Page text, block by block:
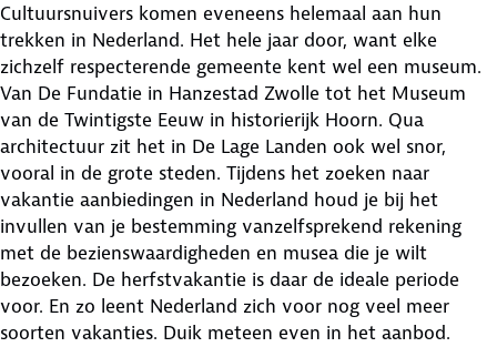
Cultuursnuivers komen eveneens helemaal aan hun
trekken in Nederland. Het hele jaar door, want elke
zichzelf respecterende gemeente kent wel een museum.
Van De Fundatie in Hanzestad Zwolle tot het Museum
van de Twintigste Eeuw in historierijk Hoorn. Qua
architectuur zit het in De Lage Landen ook wel snor,
vooral in de grote steden. Tijdens het zoeken naar
vakantie aanbiedingen in Nederland houd je bij het
invullen van je bestemming vanzelfsprekend rekening
met de bezienswaardigheden en musea die je wilt
bezoeken. De herfstvakantie is daar de ideale periode
voor. En zo leent Nederland zich voor nog veel meer
soorten vakanties. Duik meteen even in het aanbod.